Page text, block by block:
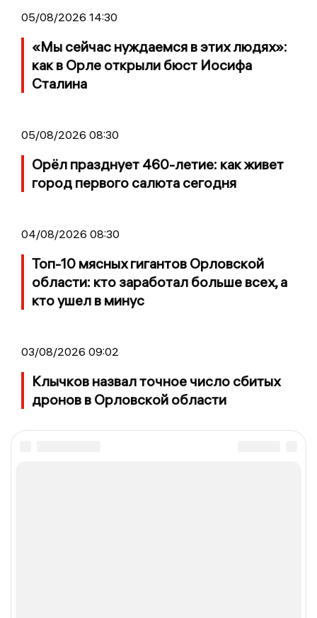
05/08/2026 14:30
«Мы сейчас нуждаемся в этих людях»:
как в Орле открыли бюст Иосифа
Сталина
05/08/2026 08:30
Орёл празднует 460-летие: как живет
город первого салюта сегодня
04/08/2026 08:30
Топ-10 мясных гигантов Орловской
области: кто заработал больше всех, а
кто ушел в минус
03/08/2026 09:02
Клычков назвал точное число сбитых
дронов в Орловской области